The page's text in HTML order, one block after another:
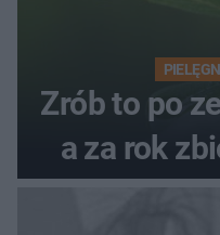
Zrób to po
a za rok